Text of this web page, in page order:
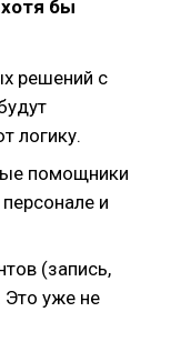
бы
решений с
логику.
помощники
и
(запись,
Это уже не